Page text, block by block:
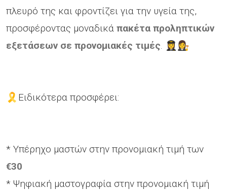
πλευρό της και φροντίζει για την υγεία της,
προσφέροντας μοναδικά πακέτα προληπτικών
εξετάσεων σε προνομιακές τιμές. 👩‍✈️👩‍⚖
🎗️Ειδικότερα προσφέρει:
* Υπέρηχο μαστών στην προνομιακή τιμή των
€30
* Ψηφιακή μαστογραφία στην προνομιακή τιμή